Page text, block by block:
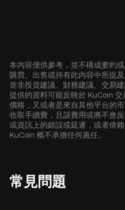
本內容僅供參考，並不構成要約
購買、出售或持有此內容中所提
並非投資建議、財務建議、交易
提供的資料可能反映於 KuCoin
價格，又或者是來自其他平台的
收取手續費，且該費用或將不會
或資訊上的錯誤或延遲，或者倚
KuCoin 概不承擔任何責任。
常見問題